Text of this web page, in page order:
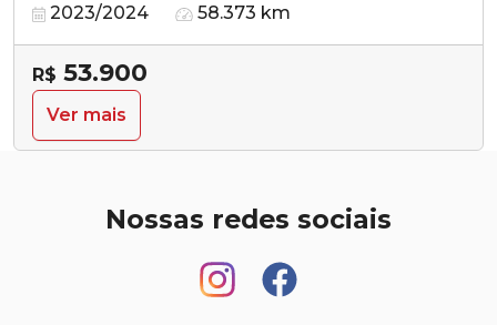
2023/2024 58.373 km
R$ 53.900
Ver mais
Nossas redes sociais